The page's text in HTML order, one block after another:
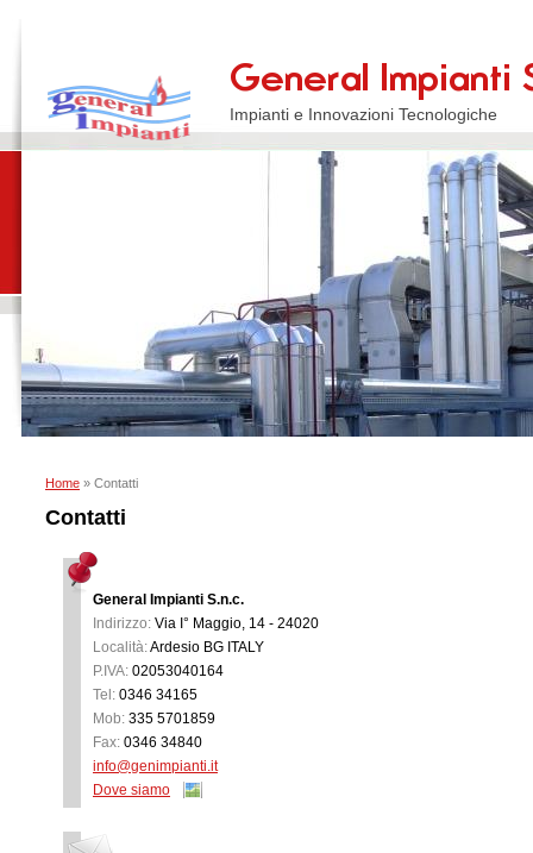
Impianti e Innovazioni Tecnologiche
Home » Contatti
Contatti
General Impianti S.n.c.
Indirizzo: Via I° Maggio, 14 - 24020
Località:Ardesio BG ITALY
P.IVA: 02053040164
Tel: 0346 34165
Mob: 335 5701859
Fax: 0346 34840
info@genimpianti.it
Dove siamo